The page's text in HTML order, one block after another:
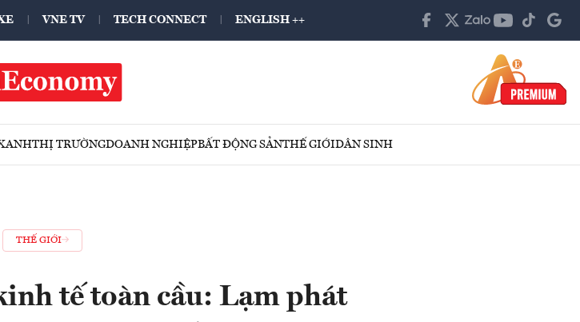
VNE TV TECH CONNECT ENGLISH ++
THỊ TRƯỜNGDOANH NGHIỆPBẤT ĐỘNG SẢNTHẾ GIỚIDÂN SINH
THẾ GIỚI
tế toàn cầu: Lạm phát